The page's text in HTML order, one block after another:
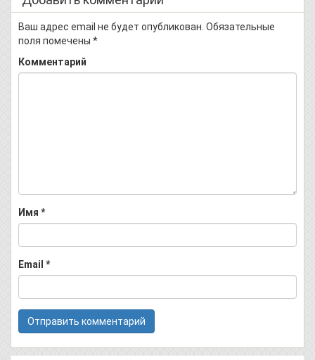
Ваш адрес email не будет опубликован. Обязательные
поля помечены *
Комментарий
Имя *
Email *